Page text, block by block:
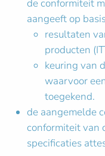
de conformiteit
aangeeft op
resultaten
producten
keuring van
waarvoor
toegekend.
de aangemelde
conformiteit van
specificaties